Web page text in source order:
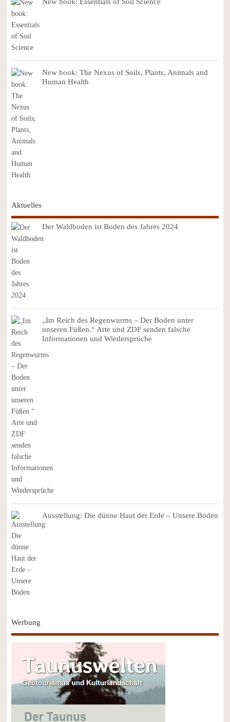
New book: The Nexus of Soils, Plants, Animals and
Human Health
Aktuelles
Der Waldboden ist Boden des Jahres 2024
„Im Reich des Regenwurms – Der Boden unter
unseren Füßen.“ Arte und ZDF senden falsche
Informationen und Wiedersprüche
Ausstellung: Die dünne Haut der Erde – Unsere Böden
Werbung